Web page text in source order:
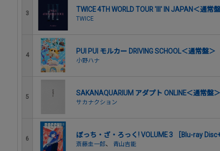
3 TWICE 4TH WORLD TOUR 'III' IN JAPAN＜通常
TWICE
4 PUI PUI モルカー DRIVING SCHOOL＜通常盤＞
小野ハナ
5 SAKANAQUARIUM アダプト ONLINE＜通常盤＞
サカナクション
6 ぼっち・ざ・ろっく! VOLUME 3 ［Blu-ray
斎藤圭一郎、 青山吉能